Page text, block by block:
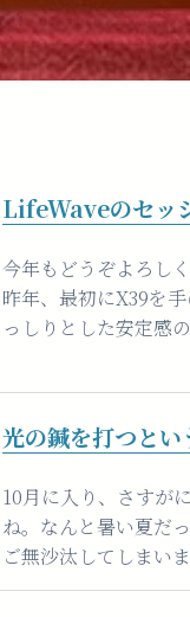
LifeWaveのセッ
今年もどうぞよろし
昨年、最初にX39を
っしりとした安定感
光の鍼を打つとい
10月に入り、さすが
ね。なんと暑い夏だ
ご無沙汰してしまい